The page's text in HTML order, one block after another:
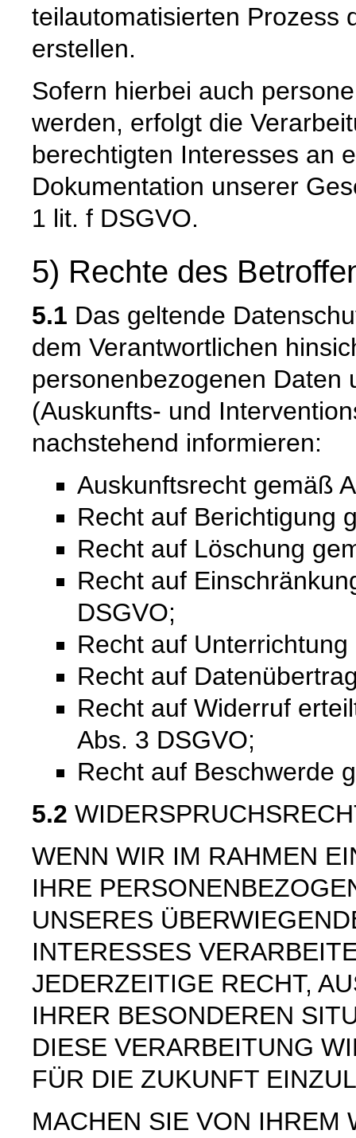
teilautomatisierten Prozess
erstellen.
Sofern hierbei auch
werden, erfolgt die
berechtigten Interesses an
Dokumentation unserer
1 lit. f DSGVO.
5) Rechte des
5.1 Das geltende
dem Verantwortlichen
personenbezogenen Daten
(Auskunfts- und
nachstehend informieren:
Auskunftsrecht gemäß
Recht auf Berichtigung
Recht auf Löschung
Recht auf
DSGVO;
Recht auf
Recht auf
Recht auf Widerruf
Abs. 3 DSGVO;
Recht auf Beschwerde
5.2
WENN WIR IM RAHMEN
IHRE
UNSERES
INTERESSES
JEDERZEITIGE RECHT,
IHRER BESONDEREN
DIESE VERARBEITUNG
FÜR DIE ZUKUNFT
MACHEN SIE VON IHREM